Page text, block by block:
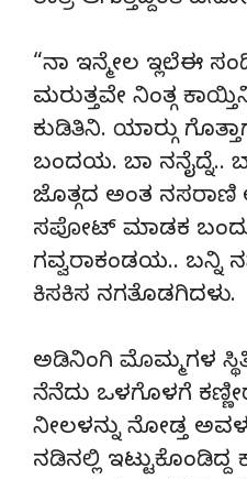
“ನಾ ಇನ್ಮೇಲ ಇಲ್ಲೆ.. ಈ
ಮರುತ್ತವೇ ನಿಂತ್ಗ
ಕುಡಿತಿನಿ. ಯಾರ‌್ಗು
ಬಂದಯ. ಬಾ ನನೈದ್ನೆ..
ಜೊತ್ಗದ ಅಂತ ನಸರಾಣಿ
ಸಪೋಟ್ ಮಾಡಕ
ಗವ್ವರಾಕಂಡಯ.. ಬನ್ನಿ
ಕಿಸಕಿಸ ನಗತೊಡಗಿದಳು.
ಅಡಿನಿಂಗಿ ಮೊಮ್ಮಗಳ
ನೆನೆದು ಒಳಗೊಳಗೆ
ನೀಲಳನ್ನು ನೋಡ್ತ ಅವಳ
ನಡಿನಲ್ಲಿ ಇಟ್ಟುಕೊಂಡಿದ್ದ